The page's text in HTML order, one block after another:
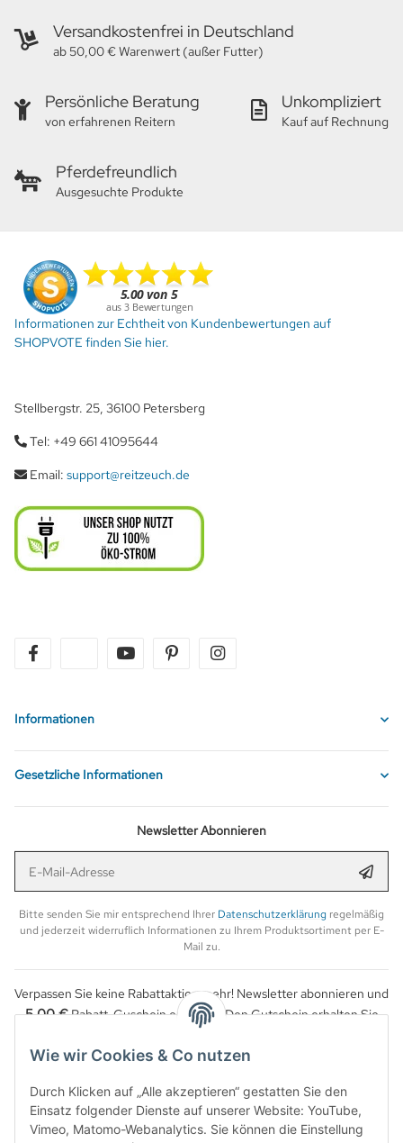
Wie wir Cookies & Co nutzen
Durch Klicken auf „Alle akzeptieren“ gestatten Sie den
Einsatz folgender Dienste auf unserer Website: YouTube,
Vimeo, Matomo-Webanalytics. Sie können die Einstellung
Versandkostenfrei in Deutschland
ab 50,00 € Warenwert (außer Futter)
Persönliche Beratung
von erfahrenen Reitern
Unkompliziert
Kauf auf Rechnung
Pferdefreundlich
Ausgesuchte Produkte
Informationen zur Echtheit von Kundenbewertungen auf
SHOPVOTE finden Sie hier.
Stellbergstr. 25, 36100 Petersberg
Tel: +49 661 41095644
Email: support@reitzeuch.de
twitter youtube pinterest
Informationen
Gesetzliche Informationen
Newsletter Abonnieren
Bitte senden Sie mir entsprechend Ihrer Datenschutzerklärung regelmäßig
und jederzeit widerruflich Informationen zu Ihrem Produktsortiment per E-
Mail zu.
Verpassen Sie keine Rabattaktion mehr! Newsletter abonnieren und
5,00 €Rabatt-Guschein erhalten. Den Gutschein erhalten Sie
per Email nach der erfolgreichen Bestätigung Ihrer Email-Adresse.